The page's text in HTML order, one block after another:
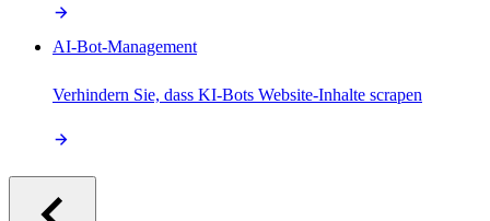
AI-Bot-Management
Verhindern Sie, dass KI-Bots Website-Inhalte scrapen